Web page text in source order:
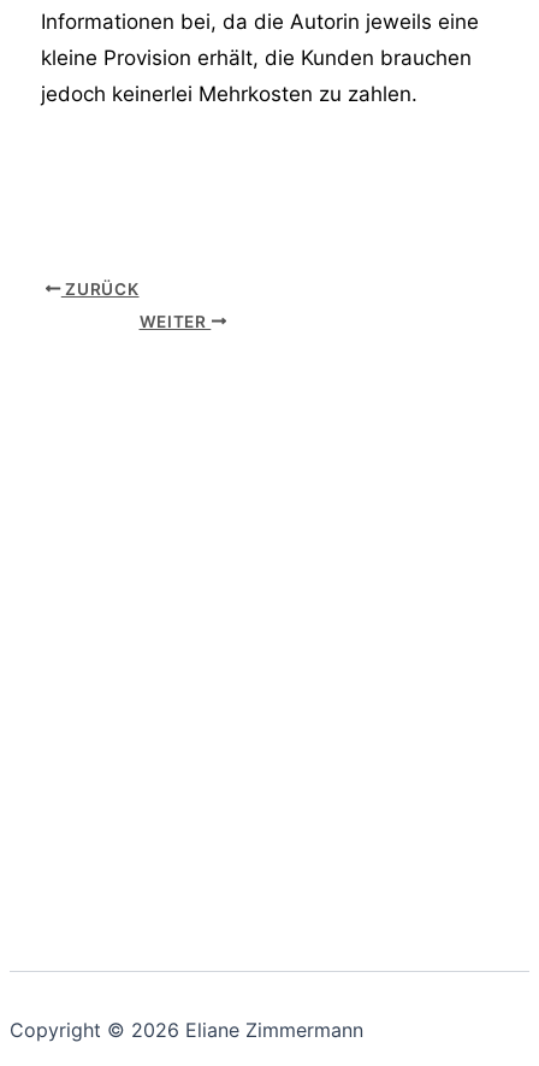
Informationen bei, da die Autorin jeweils eine
kleine Provision erhält, die Kunden brauchen
jedoch keinerlei Mehrkosten zu zahlen.
ZURÜCK
WEITER
Copyright © 2026 Eliane Zimmermann